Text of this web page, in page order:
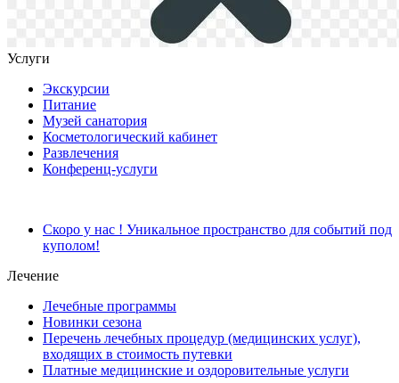
Услуги
Экскурсии
Питание
Музей санатория
Косметологический кабинет
Развлечения
Конференц-услуги
Скоро у нас ! Уникальное пространство для событий под
куполом!
Лечение
Лечебные программы
Новинки сезона
Перечень лечебных процедур (медицинских услуг),
входящих в стоимость путевки
Платные медицинские и оздоровительные услуги